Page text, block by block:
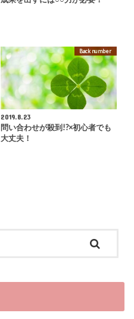
Back number
2019.8.23
問い合わせが殺到!?×初心者でも
大丈夫！